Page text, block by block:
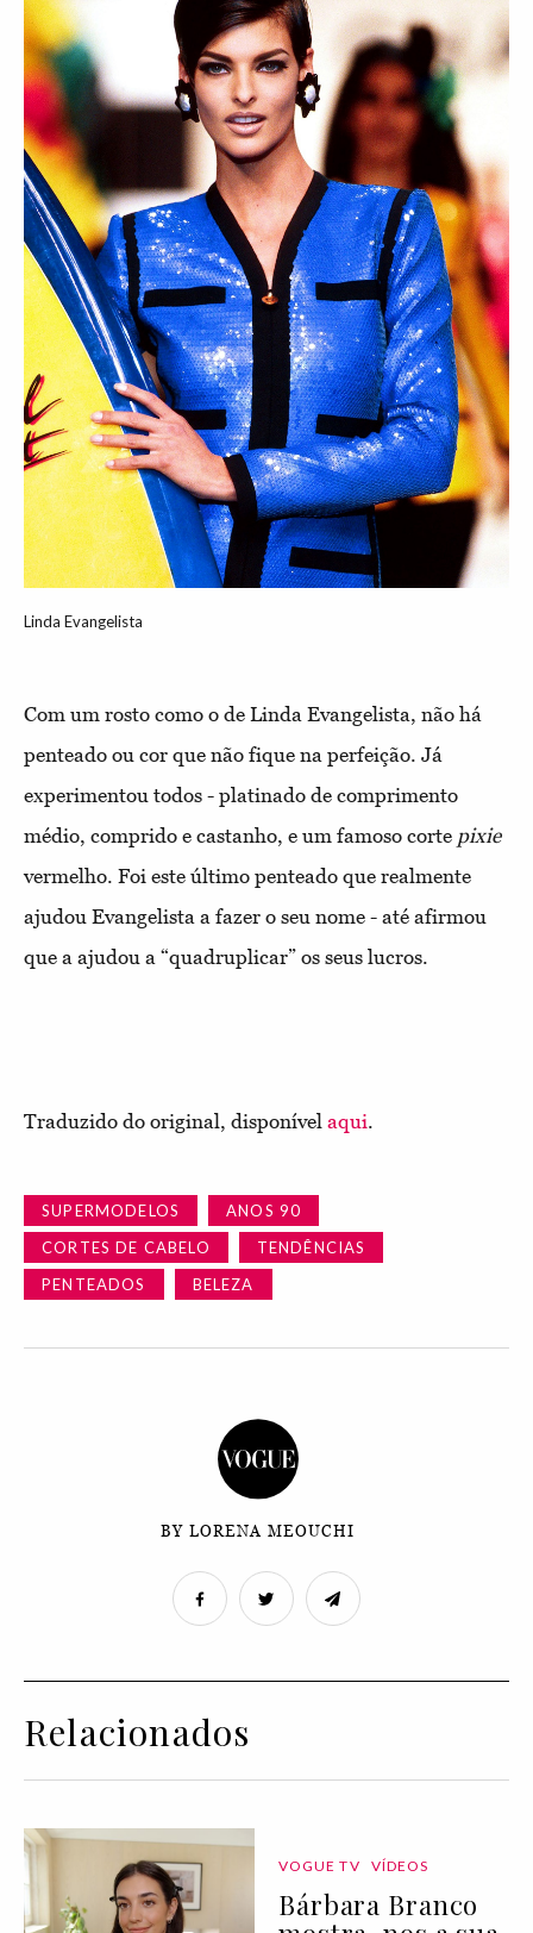
Linda Evangelista
Com um rosto como o de Linda Evangelista, não há
penteado ou cor que não fique na perfeição. Já
experimentou todos - platinado de comprimento
médio, comprido e castanho, e um famoso corte pixie
vermelho. Foi este último penteado que realmente
ajudou Evangelista a fazer o seu nome - até afirmou
que a ajudou a “quadruplicar” os seus lucros.
Traduzido do original, disponível aqui.
SUPERMODELOS
ANOS 90
CORTES DE CABELO
TENDÊNCIAS
PENTEADOS
BELEZA
BY LORENA MEOUCHI
Relacionados
VOGUE TV VÍDEOS
Bárbara Branco